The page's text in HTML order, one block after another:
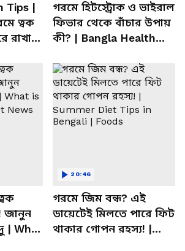
Tips |
ত্বক
রাখার
গরমে হিটস্ট্রোক ও ভাইরাল
ফিভার থেকে বাঁচার উপায়
কী? | Bangla Health
জানুন
| What
গরমে জিম বন্ধ? এই
ডায়েটেই মিলতে পারে ফিট
থাকার গোপন রহস্য! |
20:46